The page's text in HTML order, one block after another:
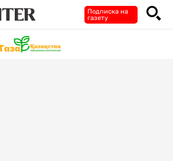
Подписка на
газету